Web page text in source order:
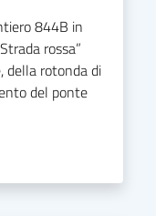
844B in
rossa”
della rotonda di
del ponte